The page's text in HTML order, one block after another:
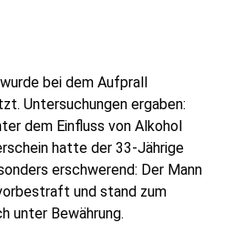
bei dem Aufprall
Untersuchungen ergaben:
dem Einfluss von Alkohol
hatte der 33-Jährige
erschwerend: Der Mann
und stand zum
unter Bewährung.